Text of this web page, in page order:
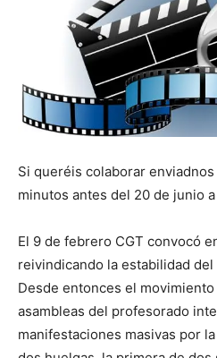
Si queréis colaborar
minutos antes del 20 de junio
El 9 de febrero CGT convocó
reivindicando la estabilidad
Desde entonces el
asambleas del profesorado
manifestaciones masivas por